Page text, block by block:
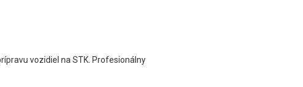
vozidiel na STK. Profesionálny